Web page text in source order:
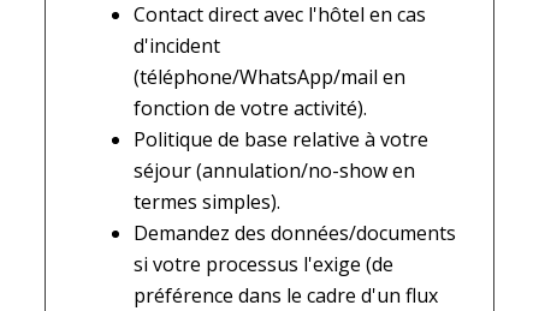
Contact direct avec l'hôtel en cas
d'incident
(téléphone/WhatsApp/mail en
fonction de votre activité).
Politique de base relative à votre
séjour (annulation/no-show en
termes simples).
Demandez des données/documents
si votre processus l'exige (de
préférence dans le cadre d'un flux